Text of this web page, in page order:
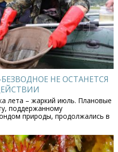
НЕ ОСТАНЕТСЯ
лета – жаркий июль. Плановые
поддержанному
природы, продолжались в